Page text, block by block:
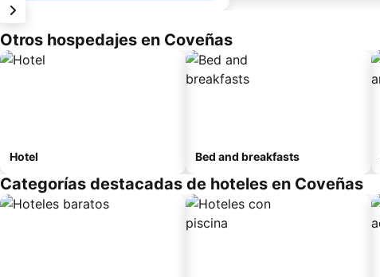
Otros hospedajes en Coveñas
Hotel Bed and breakfasts
Categorías destacadas de hoteles en Coveñas